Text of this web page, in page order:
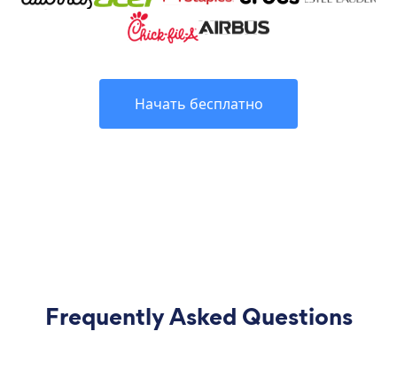
Начать бесплатно
Frequently Asked Questions